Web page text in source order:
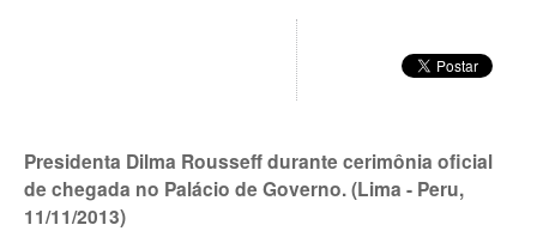
Presidenta Dilma Rousseff durante cerimônia oficial
de chegada no Palácio de Governo. (Lima - Peru,
11/11/2013)